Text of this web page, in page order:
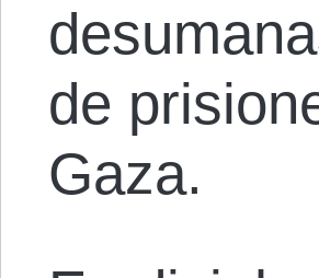
de
Gaza.